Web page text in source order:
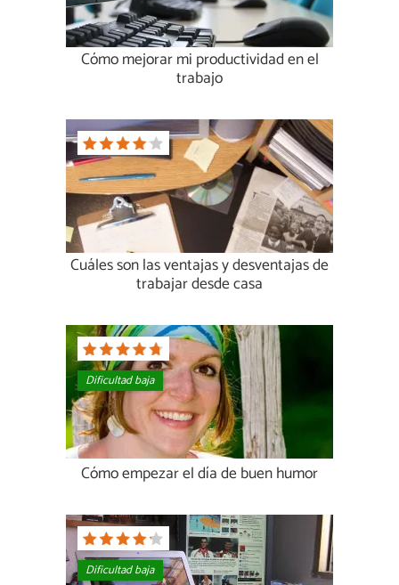
Cómo mejorar mi productividad en el
trabajo
Cuáles son las ventajas y desventajas de
trabajar desde casa
Dificultad baja
Cómo empezar el día de buen humor
Dificultad baja